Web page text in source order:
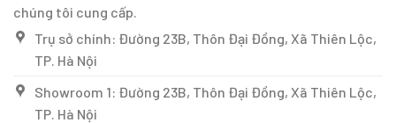
chúng tôi cung cấp.
Trụ sở chính: Đường 23B, Thôn Đại Đồng, Xã Thiên Lộc,
TP. Hà Nội
Showroom 1: Đường 23B, Thôn Đại Đồng, Xã Thiên Lộc,
TP. Hà Nội